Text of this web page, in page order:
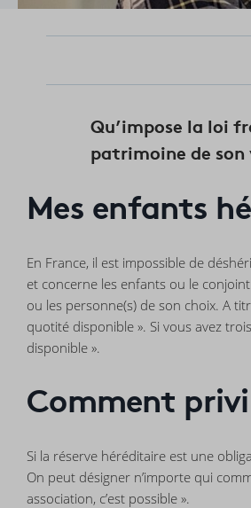
Qu’impose la loi
patrimoine de son
Mes enfants
En France, il est impossible de
et concerne les enfants ou le
ou les personne(s) de son choix. A
quotité disponible ». Si vous avez
disponible ».
Comment
Si la réserve héréditaire est une
On peut désigner n’importe qui
association, c’est possible ».